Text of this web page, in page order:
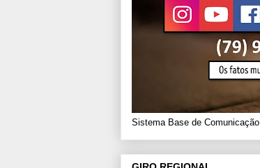
Sistema Base de Comunicação